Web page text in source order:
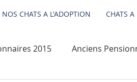
NOS CHATS A L'ADOPTION CHATS A
2015 Anciens